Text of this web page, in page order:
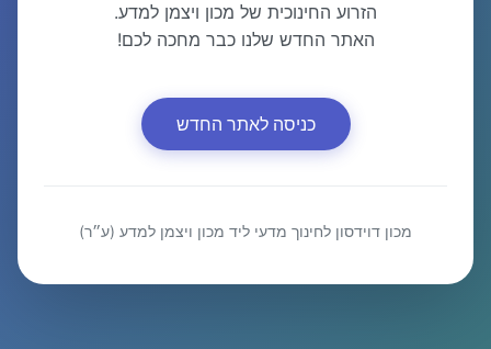
הזרוע החינוכית של מכון ויצמן למדע.
האתר החדש שלנו כבר מחכה לכם!
כניסה לאתר החדש
מכון דוידסון לחינוך מדעי ליד מכון ויצמן למדע (ע״ר)